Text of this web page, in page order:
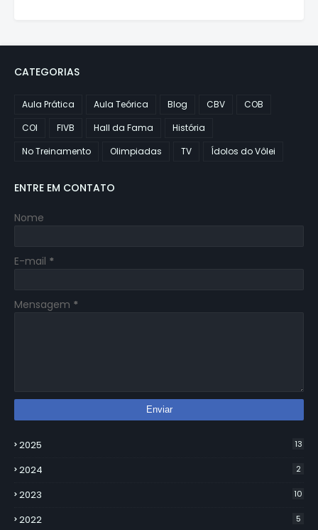
CATEGORIAS
Aula Prática Aula Teórica Blog CBV
COB
COI
FIVB Hall da Fama
História
No Treinamento
Olimpiadas TV Ídolos do Vôlei
ENTRE EM CONTATO
Nome
E-mail *
Mensagem *
2025 13
2024 2
2023 10
2022 5